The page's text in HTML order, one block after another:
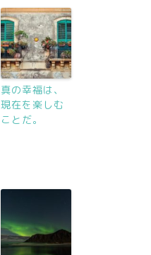
真の幸福は、
現在を楽しむ
ことだ。